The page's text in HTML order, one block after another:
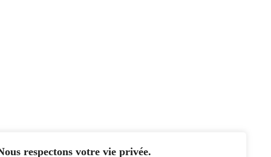
respectons votre vie privée.